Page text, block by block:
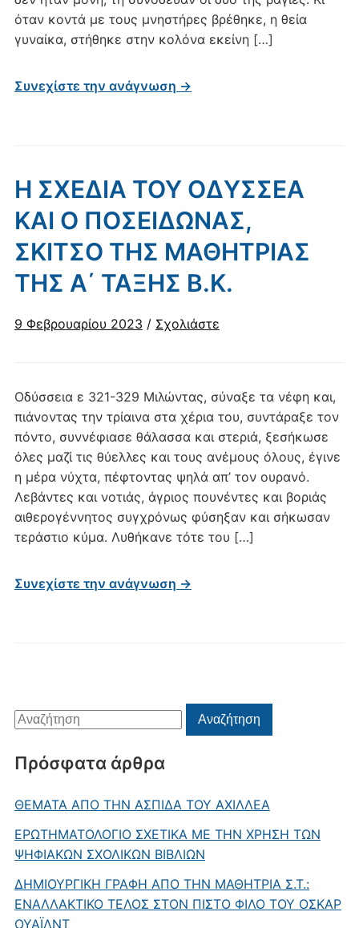
Αναζήτηση
για:
Αναζήτηση
Πρόσφατα άρθρα
ΘΕΜΑΤΑ ΑΠΟ ΤΗΝ ΑΣΠΙΔΑ ΤΟΥ ΑΧΙΛΛΕΑ
ΕΡΩΤΗΜΑΤΟΛΟΓΙΟ ΣΧΕΤΙΚΑ ΜΕ ΤΗΝ ΧΡΗΣΗ ΤΩΝ
ΨΗΦΙΑΚΩΝ ΣΧΟΛΙΚΩΝ ΒΙΒΛΙΩΝ
ΔΗΜΙΟΥΡΓΙΚΗ ΓΡΑΦΗ ΑΠΟ ΤΗΝ ΜΑΘΗΤΡΙΑ Σ.Τ.:
ΕΝΑΛΛΑΚΤΙΚΟ ΤΕΛΟΣ ΣΤΟΝ ΠΙΣΤΟ ΦΙΛΟ ΤΟΥ ΟΣΚΑΡ
ΟΥΑΪΛΝΤ
όταν κοντά με τους μνηστήρες βρέθηκε, η θεία
γυναίκα, στήθηκε στην κολόνα εκείνη […]
Συνεχίστε την ανάγνωση →
Η ΣΧΕΔΙΑ ΤΟΥ ΟΔΥΣΣΕΑ
ΚΑΙ Ο ΠΟΣΕΙΔΩΝΑΣ,
ΣΚΙΤΣΟ ΤΗΣ ΜΑΘΗΤΡΙΑΣ
ΤΗΣ Α΄ ΤΑΞΗΣ Β.Κ.
9 Φεβρουαρίου 2023 / Σχολιάστε
Οδύσσεια ε 321-329 Mιλώντας, σύναξε τα νέφη και,
πιάνοντας την τρίαινα στα χέρια του, συντάραξε τον
πόντο, συννέφιασε θάλασσα και στεριά, ξεσήκωσε
όλες μαζί τις θύελλες και τους ανέμους όλους, έγινε
η μέρα νύχτα, πέφτοντας ψηλά απ’ τον ουρανό.
Λεβάντες και νοτιάς, άγριος πουνέντες και βοριάς
αιθερογέννητος συγχρόνως φύσηξαν και σήκωσαν
τεράστιο κύμα. Λυθήκανε τότε του […]
Συνεχίστε την ανάγνωση →